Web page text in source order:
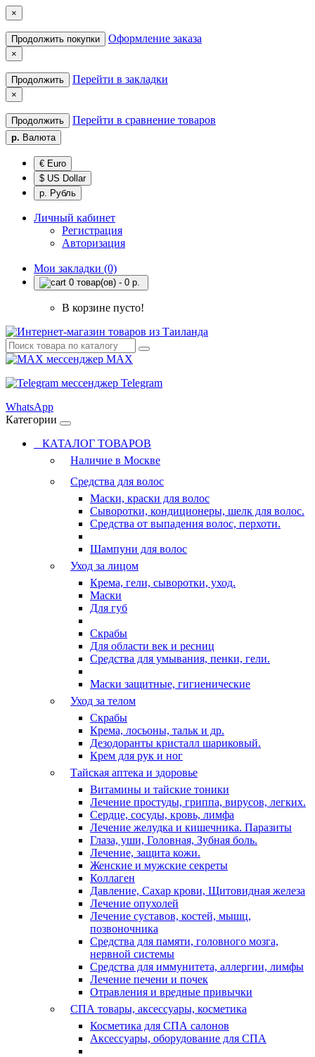
×
Продолжить покупки Оформление заказа
×
Продолжить Перейти в закладки
×
Продолжить Перейти в сравнение товаров
р. Валюта
€ Euro
$ US Dollar
р. Рубль
Личный кабинет
Регистрация
Авторизация
Мои закладки (0)
0 товар(ов) - 0 р.
В корзине пусто!
MAX
Telegram
WhatsApp
Категории
КАТАЛОГ ТОВАРОВ
Наличие в Москве
Средства для волос
Маски, краски для волос
Сыворотки, кондиционеры, шелк для волос.
Средства от выпадения волос, перхоти.
Шампуни для волос
Уход за лицом
Крема, гели, сыворотки, уход.
Маски
Для губ
Скрабы
Для области век и ресниц
Средства для умывания, пенки, гели.
Маски защитные, гигиенические
Уход за телом
Скрабы
Крема, лосьоны, тальк и др.
Дезодоранты кристалл шариковый.
Крем для рук и ног
Тайская аптека и здоровье
Витамины и тайские тоники
Лечение простуды, гриппа, вирусов, легких.
Сердце, сосуды, кровь, лимфа
Лечение желудка и кишечника. Паразиты
Глаза, уши, Головная, Зубная боль.
Лечение, защита кожи.
Женские и мужские секреты
Коллаген
Давление, Сахар крови, Щитовидная железа
Лечение опухолей
Лечение суставов, костей, мышц,
позвоночника
Средства для памяти, головного мозга,
нервной системы
Средства для иммунитета, аллергии, лимфы
Лечение печени и почек
Отравления и вредные привычки
СПА товары, аксессуары, косметика
Косметика для СПА салонов
Аксессуары, оборудование для СПА